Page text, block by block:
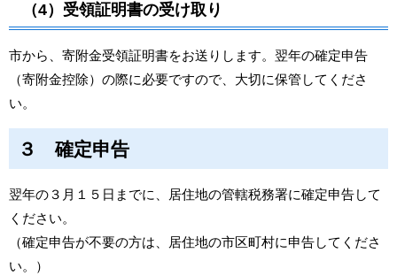
（4）受領証明書の受け取り
市から、寄附金受領証明書をお送りします。翌年の確定申告
（寄附金控除）の際に必要ですので、大切に保管してくださ
い。
３ 確定申告
翌年の３月１５日までに、居住地の管轄税務署に確定申告して
ください。
（確定申告が不要の方は、居住地の市区町村に申告してくださ
い。）